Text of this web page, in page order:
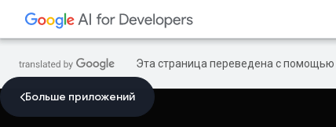
Эта страница переведена с помощью
Больше приложений